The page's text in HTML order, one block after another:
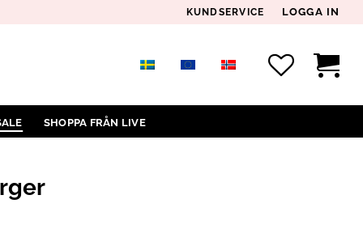
KUNDSERVICE LOGGA IN
SHOPPA FRÅN LIVE